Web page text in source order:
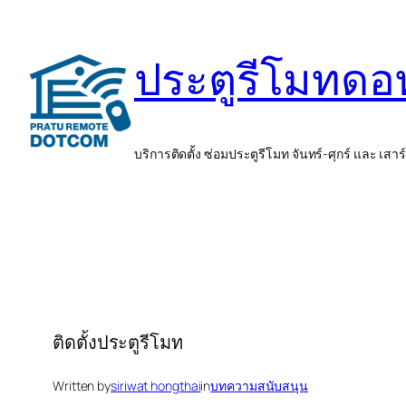
เนื้อหา
ประตูรีโมทด
บริการติดตั้ง ซ่อมประตูรีโมท จันทร์-ศุกร์ และ เสาร์
ติดตั้งประตูรีโมท
Written bysiriwat hongthaiinบทความสนับสนุน